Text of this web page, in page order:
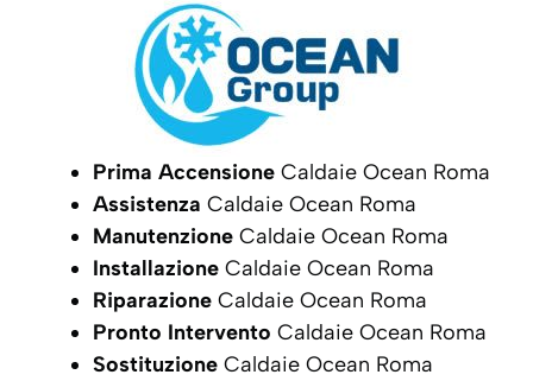
Prima Accensione Caldaie Ocean Roma
Assistenza Caldaie Ocean Roma
Manutenzione Caldaie Ocean Roma
Installazione Caldaie Ocean Roma
Riparazione Caldaie Ocean Roma
Pronto Intervento Caldaie Ocean Roma
Sostituzione Caldaie Ocean Roma